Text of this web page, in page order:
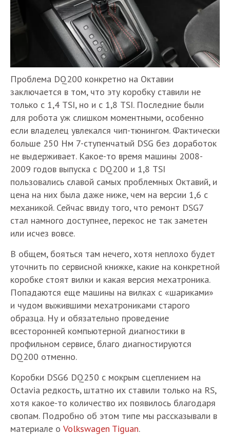
Проблема DQ200 конкретно на Октавии
заключается в том, что эту коробку ставили не
только с 1,4 TSI, но и с 1,8 TSI. Последние были
для робота уж слишком моментными, особенно
если владелец увлекался чип-тюнингом. Фактически
больше 250 Нм 7-ступенчатый DSG без доработок
не выдерживает. Какое-то время машины 2008-
2009 годов выпуска с DQ200 и 1,8 TSI
пользовались славой самых проблемных Октавий, и
цена на них была даже ниже, чем на версии 1,6 с
механикой. Сейчас ввиду того, что ремонт DSG7
стал намного доступнее, перекос не так заметен
или исчез вовсе.
В общем, бояться там нечего, хотя неплохо будет
уточнить по сервисной книжке, какие на конкретной
коробке стоят вилки и какая версия мехатроника.
Попадаются еще машины на вилках с «шариками»
и чудом выжившими мехатрониками старого
образца. Ну и обязательно проведение
всесторонней компьютерной диагностики в
профильном сервисе, благо диагностируются
DQ200 отменно.
Коробки DSG6 DQ250 с мокрым сцеплением на
Octavia редкость, штатно их ставили только на RS,
хотя какое-то количество их появилось благодаря
свопам. Подробно об этом типе мы рассказывали в
материале о Volkswagen Tiguan.